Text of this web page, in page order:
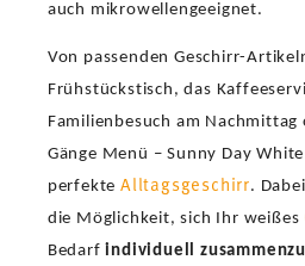
auch mikrowellengeeignet.
Von passenden Geschirr-
Frühstückstisch, das
Familienbesuch am Nachmittag
Gänge Menü – Sunny Day
perfekteAlltagsgeschirr.
die Möglichkeit, sich Ihr weißes
Bedarf individuell